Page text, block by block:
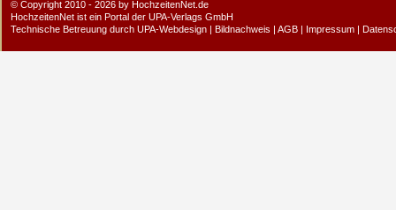
© Copyright 2010 - 2026 by HochzeitenNet.de
HochzeitenNet ist ein Portal der UPA-Verlags GmbH
Technische Betreuung durch UPA-Webdesign | Bildnachweis | AGB | Impressum |